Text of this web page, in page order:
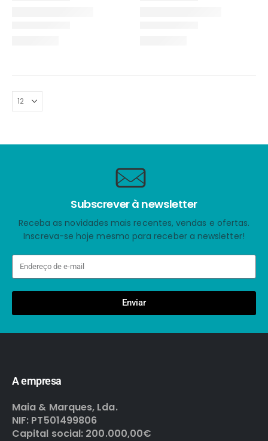
Subscrever à newsletter
Receba as novidades mais recentes, vendas e ofertas.
Inscreva-se hoje mesmo para receber a newsletter!
Enviar
A empresa
Maia & Marques, Lda.
NIF: PT501499806
Capital social: 200.000,00€